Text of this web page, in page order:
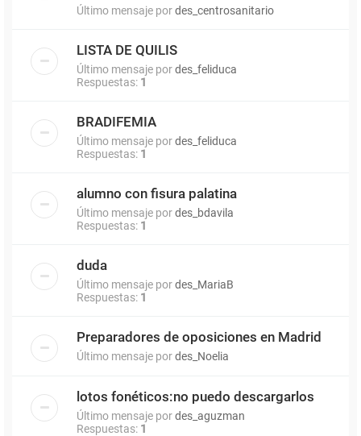
Último mensaje pordes_centrosanitario
LISTA DE QUILIS
Último mensaje pordes_feliduca
Respuestas: 1
BRADIFEMIA
Último mensaje pordes_feliduca
Respuestas: 1
alumno con fisura palatina
Último mensaje pordes_bdavila
Respuestas: 1
duda
Último mensaje pordes_MariaB
Respuestas: 1
Preparadores de oposiciones en Madrid
Último mensaje pordes_Noelia
lotos fonéticos:no puedo descargarlos
Último mensaje pordes_aguzman
Respuestas: 1